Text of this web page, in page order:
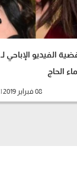
الفيديو الإباحي
الحاج
08 فبراير 2019 | 09:00 مساءً